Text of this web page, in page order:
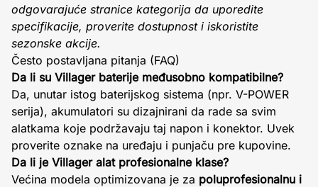
odgovarajuće stranice kategorija da uporedite
specifikacije, proverite dostupnost i iskoristite
sezonske akcije.
Često postavljana pitanja (FAQ)
Da li su Villager baterije međusobno kompatibilne?
Da, unutar istog baterijskog sistema (npr. V-POWER
serija), akumulatori su dizajnirani da rade sa svim
alatkama koje podržavaju taj napon i konektor. Uvek
proverite oznake na uređaju i punjaču pre kupovine.
Da li je Villager alat profesionalne klase?
Većina modela optimizovana je za poluprofesionalnu i